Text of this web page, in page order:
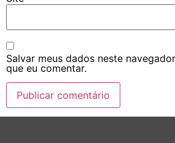
Salvar meus dados neste
que eu comentar.